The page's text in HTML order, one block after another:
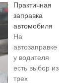
Практичная
заправка
автомобиля
На
автозаправке
у водителя
есть выбор из
трех